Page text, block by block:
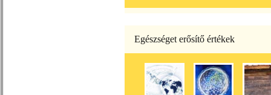
Egészséget erősítő értékek